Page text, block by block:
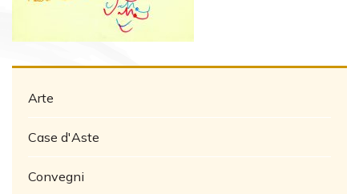
Arte
Case d'Aste
Convegni